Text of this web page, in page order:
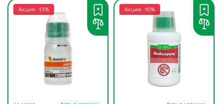
Акция: -13% Акция: -10%